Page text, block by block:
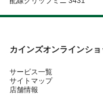
カインズオンラインシ
サービス一覧
サイトマップ
店舗情報